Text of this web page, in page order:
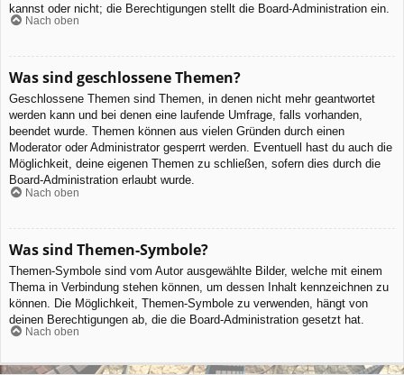
kannst oder nicht; die Berechtigungen stellt die Board-Administration ein.
Nach oben
Was sind geschlossene Themen?
Geschlossene Themen sind Themen, in denen nicht mehr geantwortet
werden kann und bei denen eine laufende Umfrage, falls vorhanden,
beendet wurde. Themen können aus vielen Gründen durch einen
Moderator oder Administrator gesperrt werden. Eventuell hast du auch die
Möglichkeit, deine eigenen Themen zu schließen, sofern dies durch die
Board-Administration erlaubt wurde.
Nach oben
Was sind Themen-Symbole?
Themen-Symbole sind vom Autor ausgewählte Bilder, welche mit einem
Thema in Verbindung stehen können, um dessen Inhalt kennzeichnen zu
können. Die Möglichkeit, Themen-Symbole zu verwenden, hängt von
deinen Berechtigungen ab, die die Board-Administration gesetzt hat.
Nach oben